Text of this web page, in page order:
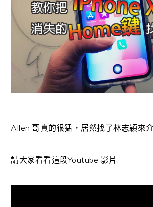
Allen 哥真的很猛，居然找了林志穎來
請大家看看這段Youtube 影片: